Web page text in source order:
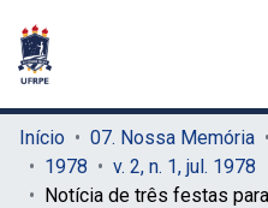
Início 07. Nossa Memória
1978
v. 2, n. 1, jul. 1978